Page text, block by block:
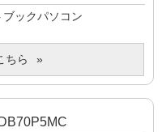
ブックパソコン
ちら